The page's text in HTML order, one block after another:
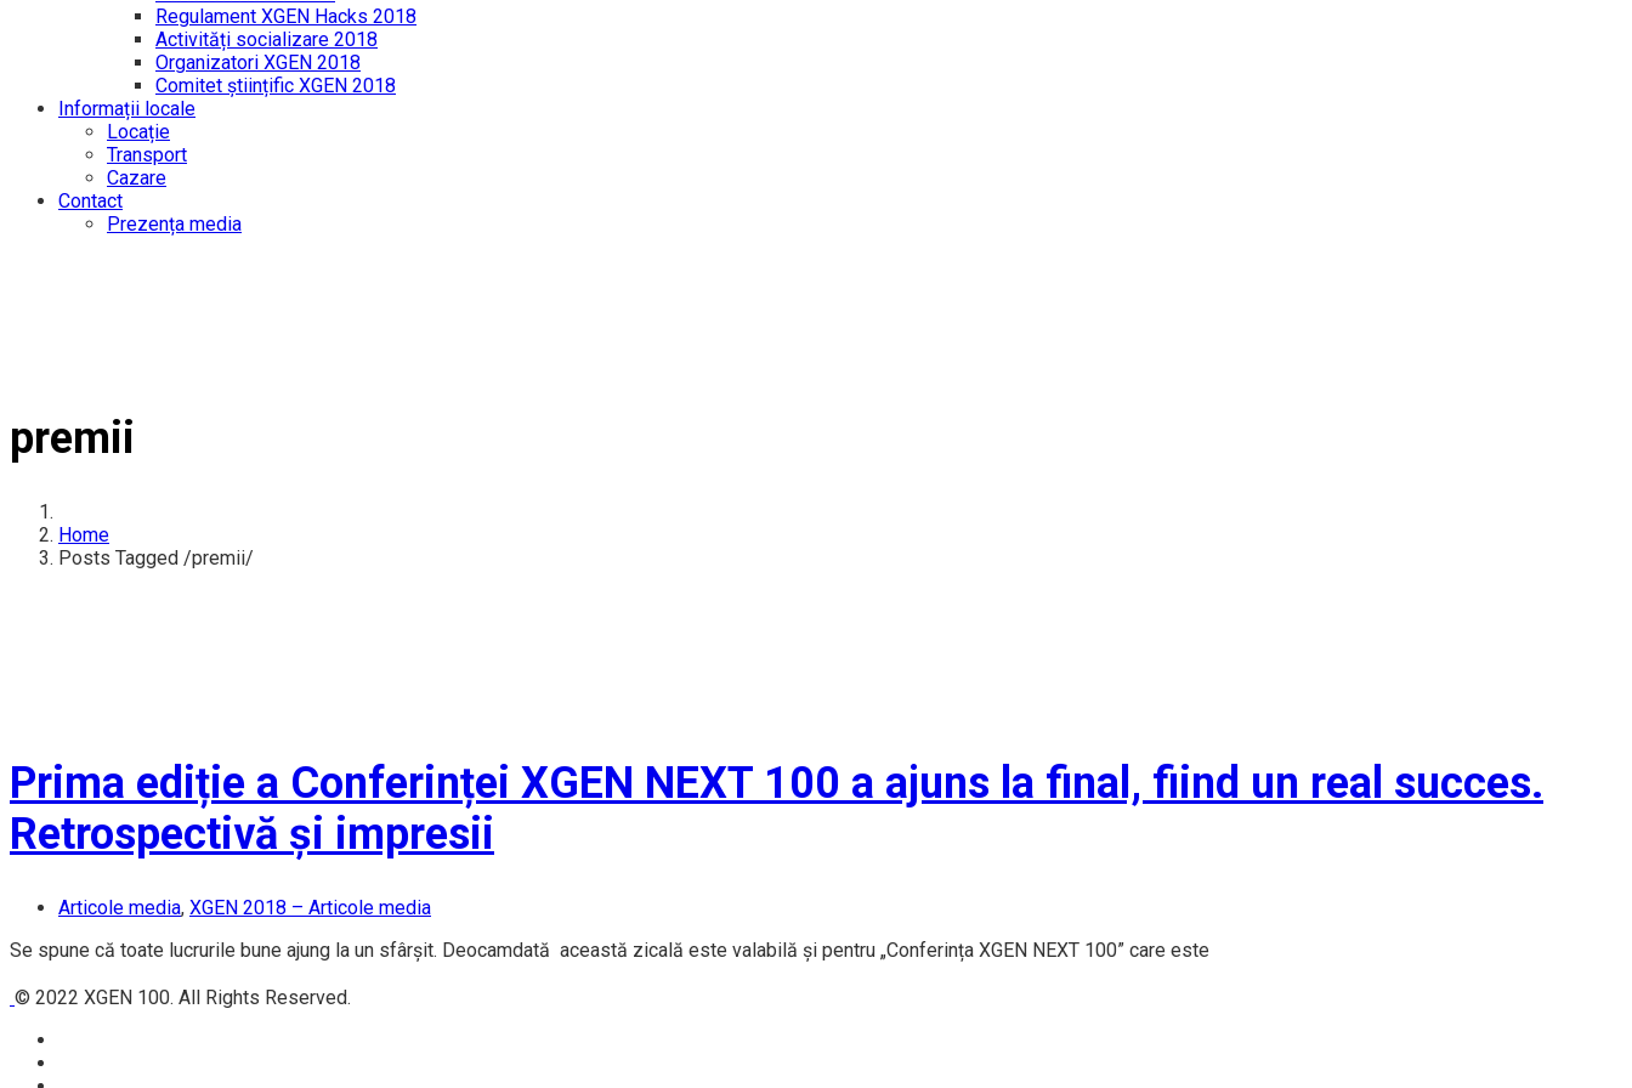
Regulament XGEN Hacks 2018
Activități socializare 2018
Organizatori XGEN 2018
Comitet științific XGEN 2018
Informații locale
Locație
Transport
Cazare
Contact
Prezența media
premii
Home
Posts Tagged /premii/
Prima ediție a Conferinței XGEN NEXT 100 a ajuns la final, fiind un real succes.
Retrospectivă și impresii
Articole media, XGEN 2018 – Articole media
Se spune că toate lucrurile bune ajung la un sfârșit. Deocamdată această zicală este valabilă și pentru „Conferința XGEN NEXT 100” care este
© 2022 XGEN 100. All Rights Reserved.